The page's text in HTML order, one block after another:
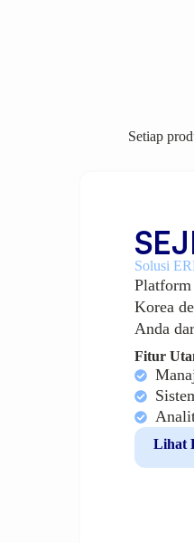
Setiap
Solusi
Platform
Korea
Anda
Fitur
Lihat